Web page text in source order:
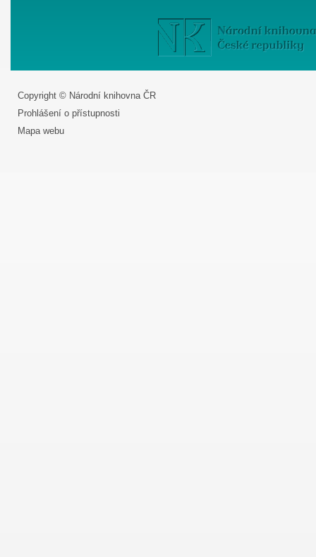
Copyright © Národní knihovna ČR
Prohlášení o přístupnosti
Mapa webu